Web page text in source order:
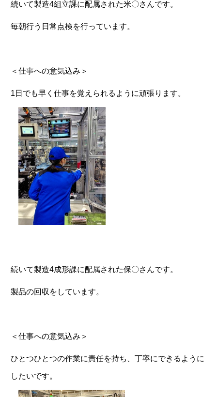
続いて製造4組立課に配属された米〇さんです。
毎朝行う日常点検を行っています。
＜仕事への意気込み＞
1日でも早く仕事を覚えられるように頑張ります。
続いて製造4成形課に配属された保〇さんです。
製品の回収をしています。
＜仕事への意気込み＞
ひとつひとつの作業に責任を持ち、丁寧にできるように
したいです。